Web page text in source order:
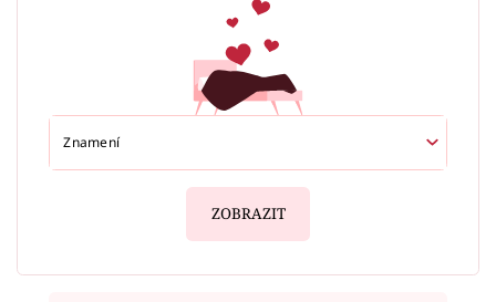
ZOBRAZIT